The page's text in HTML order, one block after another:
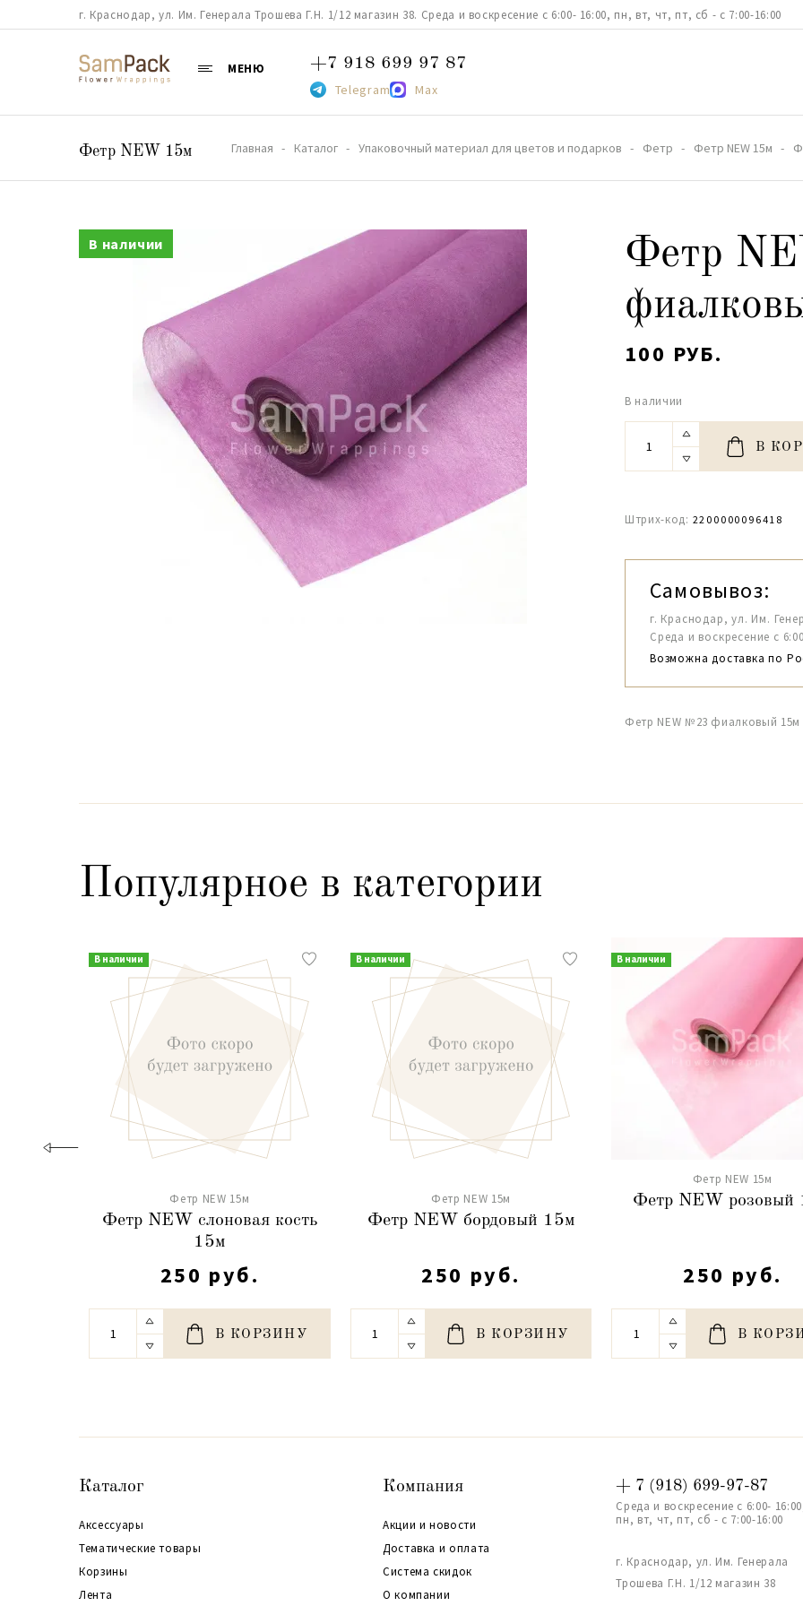
г. Краснодар, ул. Им. Генерала Трошева Г.Н. 1/12 магазин 38. Среда и воскресение с 6:00- 16:00, пн, вт, чт, пт, сб - с 7:00-16:00
МЕНЮ +7 918 699 97 87
Telegram Max
Фетр NEW 15м Главная Каталог Упаковочный материал для цветов и подарков Фетр Фетр NEW 15м
В наличии
Фетр
100 РУБ.
В наличии
В
Штрих-код: 2200000096418
Самовывоз:
г. Краснодар, ул. Им.
Среда и воскресение с
Возможна доставка по
Фетр NEW №23 фиалковый 15м
Популярное в категории
В наличии
Фетр NEW 15м
Фетр NEW слоновая кость
15м
250 руб.
В КОРЗИНУ
В наличии
Фетр NEW 15м
Фетр NEW бордовый 15м
250 руб.
В КОРЗИНУ
В наличии
Фетр NEW 15м
Фетр NEW розовый
250 руб.
В
Каталог
Аксессуары
Тематические товары
Корзины
Лента
Компания
Акции и новости
Доставка и оплата
Система скидок
О компании
+ 7 (918) 699-97-87
Среда и воскресение с 6:00-
пн, вт, чт, пт, сб - с 7:00-16:00
г. Краснодар, ул. Им. Генерала
Трошева Г.Н. 1/12 магазин 38